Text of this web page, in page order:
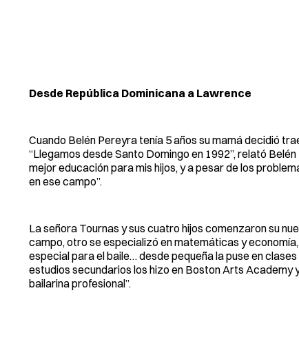
Desde República Dominicana a Lawrence
Cuando Belén Pereyra tenía 5 años su mamá decidió
“Llegamos desde Santo Domingo en 1992”, relató
mejor educación para mis hijos, y a pesar de los
en ese campo”.
La señora Tournas y sus cuatro hijos comenzaron su
campo, otro se especializó en matemáticas y
especial para el baile… desde pequeña la puse en
estudios secundarios los hizo en Boston Arts Academy
bailarina profesional”.